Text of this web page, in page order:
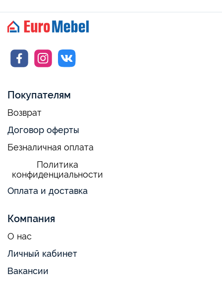
Покупателям
Возврат
Договор оферты
Безналичная оплата
Политика
конфиденциальности
Оплата и доставка
Компания
О нас
Личный кабинет
Вакансии